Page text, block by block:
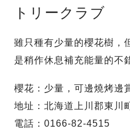
トリークラブ
雖只種有少量的櫻花樹，
是稍作休息補充能量的不
櫻花：少量，可邊燒烤邊
地址：北海道上川郡東川
電話：0166-82-4515